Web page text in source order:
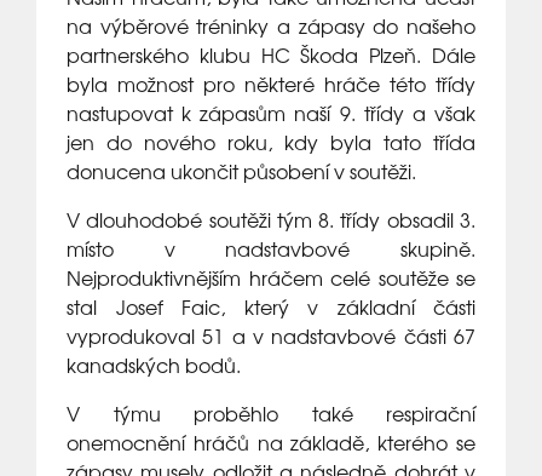
na výběrové tréninky a zápasy do našeho
partnerského klubu HC Škoda Plzeň. Dále
byla možnost pro některé hráče této třídy
nastupovat k zápasům naší 9. třídy a však
jen do nového roku, kdy byla tato třída
donucena ukončit působení v soutěži.
V dlouhodobé soutěži tým 8. třídy obsadil 3.
místo v nadstavbové skupině.
Nejproduktivnějším hráčem celé soutěže se
stal Josef Faic, který v základní části
vyprodukoval 51 a v nadstavbové části 67
kanadských bodů.
V týmu proběhlo také respirační
onemocnění hráčů na základě, kterého se